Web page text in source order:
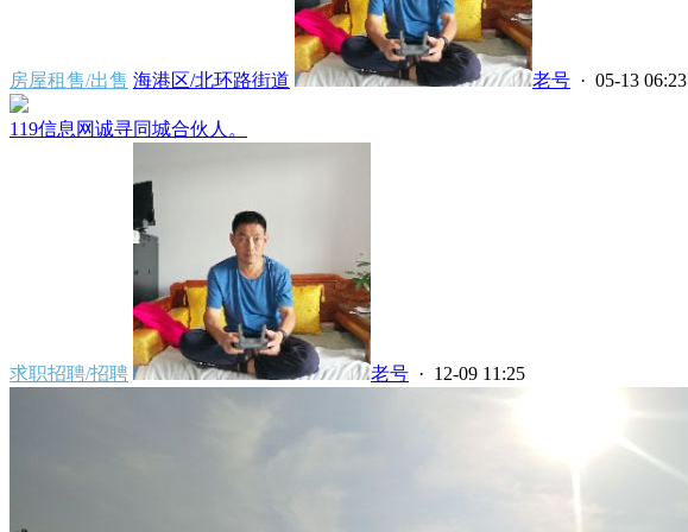
房屋租售/出售 海港区/北环路街道 老号 · 05-13 06:23
119信息网诚寻同城合伙人。
求职招聘/招聘 老号 · 12-09 11:25